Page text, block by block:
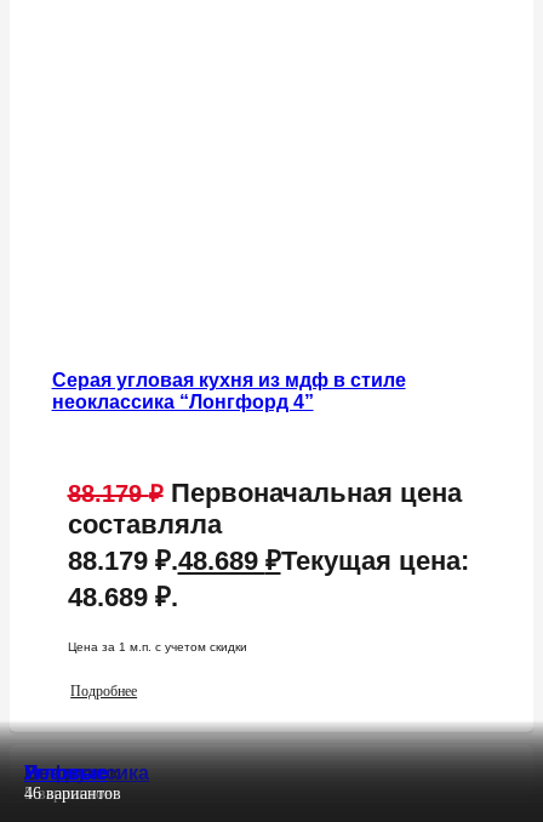
Серая угловая кухня из мдф в стиле
неоклассика “Лонгфорд 4”
88.179₽ Первоначальная цена
составляла
88.179 ₽.48.689 ₽Текущая цена:
48.689 ₽.
Цена за 1 м.п. c учетом скидки
Подробнее
Без ручек
36 вариантов
Лофт
15 вариантов
Неоклассика
5 вариантов
Угловые
46 вариантов